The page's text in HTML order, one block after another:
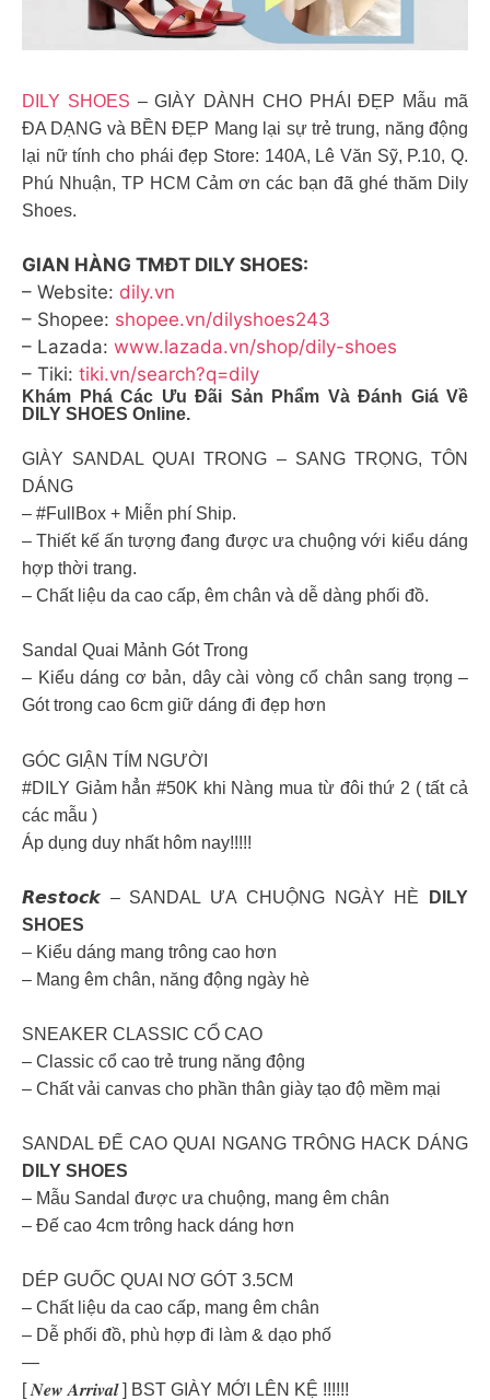
DILY SHOES – GIÀY DÀNH CHO PHÁI ĐẸP Mẫu mã
ĐA DẠNG và BỀN ĐẸP Mang lại sự trẻ trung, năng động
lại nữ tính cho phái đẹp Store: 140A, Lê Văn Sỹ, P.10, Q.
Phú Nhuận, TP HCM Cảm ơn các bạn đã ghé thăm Dily
Shoes.
GIAN HÀNG TMĐT DILY SHOES:
– Website: dily.vn
– Shopee: shopee.vn/dilyshoes243
– Lazada: www.lazada.vn/shop/dily-shoes
– Tiki: tiki.vn/search?q=dily
Khám Phá Các Ưu Đãi Sản Phẩm Và Đánh Giá Về
DILY SHOES Online.
GIÀY SANDAL QUAI TRONG – SANG TRỌNG, TÔN
DÁNG
– #FullBox + Miễn phí Ship.
– Thiết kế ấn tượng đang được ưa chuộng với kiểu dáng
hợp thời trang.
– Chất liệu da cao cấp, êm chân và dễ dàng phối đồ.
Sandal Quai Mảnh Gót Trong
– Kiểu dáng cơ bản, dây cài vòng cổ chân sang trọng –
Gót trong cao 6cm giữ dáng đi đẹp hơn
GÓC GIẬN TÍM NGƯỜI
#DILY Giảm hẳn #50K khi Nàng mua từ đôi thứ 2 ( tất cả
các mẫu )
Áp dụng duy nhất hôm nay!!!!!
𝙍𝙚𝙨𝙩𝙤𝙘𝙠 – SANDAL ƯA CHUỘNG NGÀY HÈ
DILY
SHOES
– Kiểu dáng mang trông cao hơn
– Mang êm chân, năng động ngày hè
SNEAKER CLASSIC CỔ CAO
– Classic cổ cao trẻ trung năng động
– Chất vải canvas cho phần thân giày tạo độ mềm mại
SANDAL ĐẾ CAO QUAI NGANG TRÔNG HACK DÁNG
DILY SHOES
– Mẫu Sandal được ưa chuộng, mang êm chân
– Đế cao 4cm trông hack dáng hơn
DÉP GUỐC QUAI NƠ GÓT 3.5CM
– Chất liệu da cao cấp, mang êm chân
– Dễ phối đồ, phù hợp đi làm & dạo phố
—
[ 𝑵𝒆𝒘 𝑨𝒓𝒓𝒊𝒗𝒂𝒍 ] BST GIÀY MỚI LÊN KỆ !!!!!!